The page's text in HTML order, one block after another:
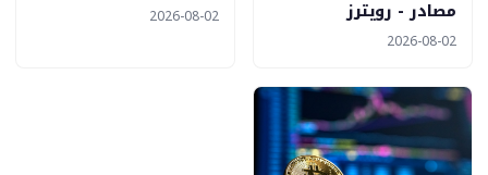
مصادر - رويترز
2026-08-02
2026-08-02